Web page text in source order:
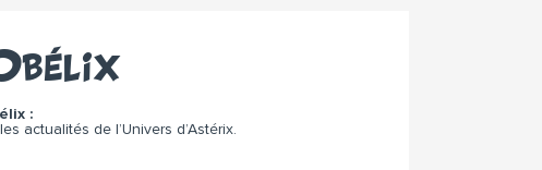
:
actualités de l’Univers d’Astérix.